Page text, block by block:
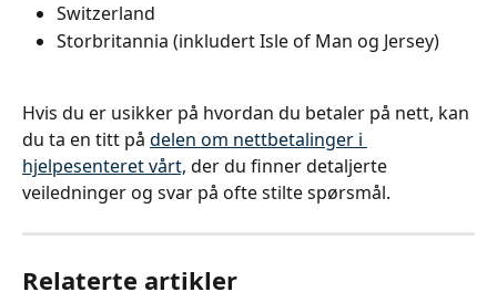
Switzerland
Storbritannia (inkludert Isle of Man og Jersey)
Hvis du er usikker på hvordan du betaler på nett, kan
du ta en titt på delen om nettbetalinger i
hjelpesenteret vårt, der du finner detaljerte
veiledninger og svar på ofte stilte spørsmål.
Relaterte artikler